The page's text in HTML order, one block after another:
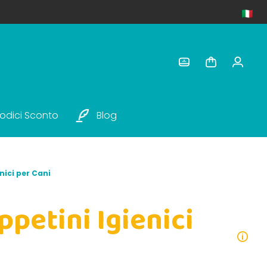
Sconto Blog
per Cani
Igienici